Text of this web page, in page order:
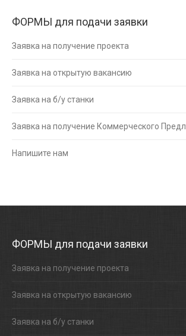
ФОРМЫ для подачи заявки
Заявка на получение проекта
Заявка на открытую вакансию
Заявка на б/у станки
Заявка на получение Коммерческого
Напишите нам
ФОРМЫ для подачи заявки
Заявка на получение проекта
Заявка на открытую вакансию
Заявка на б/у станки